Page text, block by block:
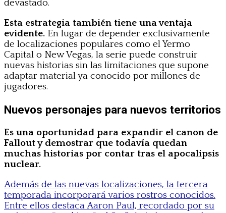
devastado.
Esta estrategia también tiene una ventaja
evidente. En lugar de depender exclusivamente
de localizaciones populares como el Yermo
Capital o New Vegas, la serie puede construir
nuevas historias sin las limitaciones que supone
adaptar material ya conocido por millones de
jugadores.
Nuevos personajes para nuevos territorios
Es una oportunidad para expandir el canon de
Fallout y demostrar que todavía quedan
muchas historias por contar tras el apocalipsis
nuclear.
Además de las nuevas localizaciones, la tercera
temporada incorporará varios rostros conocidos.
Entre ellos destaca Aaron Paul, recordado por su